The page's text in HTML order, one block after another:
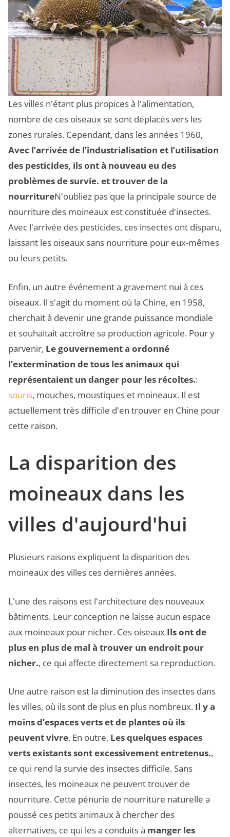
Les villes n'étant plus propices à l'alimentation,
nombre de ces oiseaux se sont déplacés vers les
zones rurales. Cependant, dans les années 1960,
Avec l’arrivée de l’industrialisation et l’utilisation
des pesticides, ils ont à nouveau eu des
problèmes de survie. et trouver de la
nourritureN'oubliez pas que la principale source de
nourriture des moineaux est constituée d'insectes.
Avec l'arrivée des pesticides, ces insectes ont disparu,
laissant les oiseaux sans nourriture pour eux-mêmes
ou leurs petits.
Enfin, un autre événement a gravement nui à ces
oiseaux. Il s'agit du moment où la Chine, en 1958,
cherchait à devenir une grande puissance mondiale
et souhaitait accroître sa production agricole. Pour y
parvenir, Le gouvernement a ordonné
l’extermination de tous les animaux qui
représentaient un danger pour les récoltes.:
souris, mouches, moustiques et moineaux. Il est
actuellement très difficile d'en trouver en Chine pour
cette raison.
La disparition des
moineaux dans les
villes d'aujourd'hui
Plusieurs raisons expliquent la disparition des
moineaux des villes ces dernières années.
L'une des raisons est l'architecture des nouveaux
bâtiments. Leur conception ne laisse aucun espace
aux moineaux pour nicher. Ces oiseaux Ils ont de
plus en plus de mal à trouver un endroit pour
nicher., ce qui affecte directement sa reproduction.
Une autre raison est la diminution des insectes dans
les villes, où ils sont de plus en plus nombreux. Il y a
moins d’espaces verts et de plantes où ils
peuvent vivre. En outre, Les quelques espaces
verts existants sont excessivement entretenus.,
ce qui rend la survie des insectes difficile. Sans
insectes, les moineaux ne peuvent trouver de
nourriture. Cette pénurie de nourriture naturelle a
poussé ces petits animaux à chercher des
alternatives, ce qui les a conduits à manger les